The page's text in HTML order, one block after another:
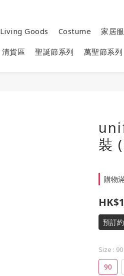
Living Goods Costume 家居服
清貨區 聖誕節系列 萬聖節系列
裝
購物
預訂
Size : 90
90